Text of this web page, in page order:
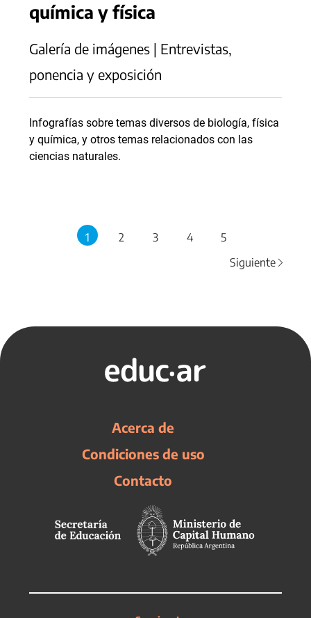
química y física
Galería de imágenes | Entrevistas,
ponencia y exposición
Infografías sobre temas diversos de biología, física
y química, y otros temas relacionados con las
ciencias naturales.
1 2 3 4
5
Siguiente
Acerca de
Condiciones de uso
Contacto